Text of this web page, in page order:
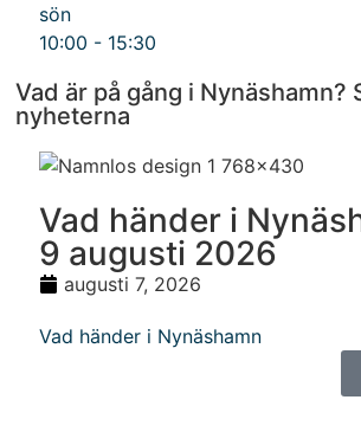
sön
10:00 - 15:30
Vad är på gång i Nynäshamn?
nyheterna
Vad händer i
9 augusti 2026
augusti 7, 2026
Vad händer i Nynäshamn